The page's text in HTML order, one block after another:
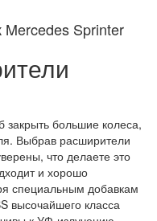
Sprinter
большие колеса,
Выбрав расширители
что делаете это
и хорошо
специальным добавкам
высочайшего класса